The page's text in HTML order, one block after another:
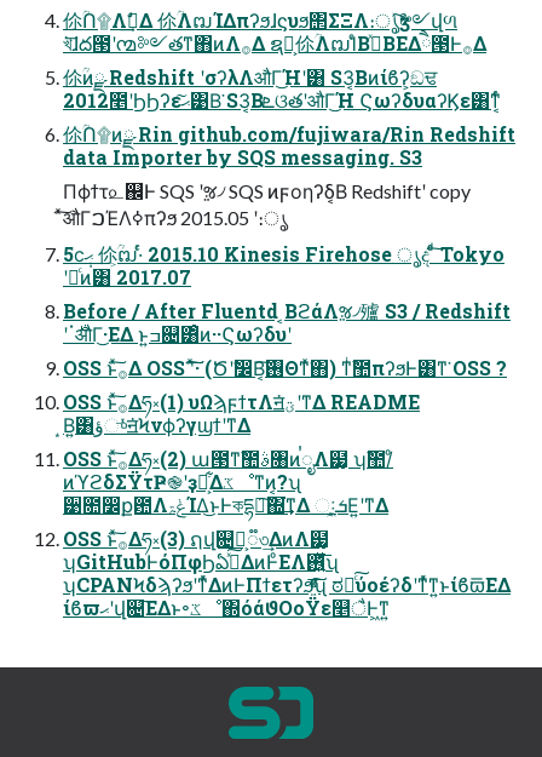
伱ؒՈ۩Λࣗ࡞͢Δ 伱ؒΛຒΊΔπʔϧɺϛυϧ΢ΣΞΛ։ൃͯ͠ӡ༻վળ
খ͘͞ɺద౓ʹ൚༻తͳ΋ͷΛ࡞Δ ຊՈ͕伱ؒΛຒΊͨΒࣺͯΒΕΔཻ౓Ͱ࡞Δ
伱ؒͷྫ Redshift ʹσʔλΛऔΓ͜Ήʹ͸ S3͔Βͷίϐʔ͕ඞਢ
2012೥ʹϦϦʔεޙ͠͹Β͘ S3͔ΒܧଓతʹऔΓ͜Ή ϚωʔδυαʔϏε͸ͳ͔ͬͨ
伱ؒՈ۩ͷྫ Rin github.com/fujiwara/Rin Redshift
data Importer by SQS messaging. S3
Πϕϯτ௨஌Ͱ SQS ʹૹ৴ SQS ͷϝοηʔδ͔Β Redshiftʹ copy
ͯ͠औΓࠐΈΛߦ͏πʔϧ 2015.05 ʹ։ൃ
5ϲ݄ޙ 伱͕ؒຒ·ͬͨ 2015.10 Kinesis Firehose ൃද ͨͩ͠ Tokyo
ʹདྷͨͷ͸ 2017.07
Before / After Fluentd ͔ΒϩάΛૹ৴㱺 S3 / Redshift
ʹॱ࣍औΓ͜·ΕΔ ͱ͍͏ߏ଄͸ͦͷ··Ϛωʔδυʹ
OSS ͱͯ͠࡞Δ OSS ʹͯ͠͠·͏ (Ծʹࣗ෼Β͔͠࢖Θͳͯ͘΋) ͳͥࣾ಺πʔϧͰ͸ͳ͘ OSS ?
OSS ͱͯ͠࡞Δཧ༝(1) υΩϡϝϯτΛॻ͘ؾʹͳΔ README
͙Β͍͸ؤுͬͯॻ͘ϞνϕʔγϣϯʹͳΔ
OSS ͱͯ͠࡞Δཧ༝(2) ա౓ͳࣾ಺ࣄ৘ͷࠞೖΛ๷͙ ʮࣾ಺/ͦ
ͷϓϩδΣΫτҎ֎ʹҙຯ͕͋Δػೳͳͷ͔?ʯ
੹೚෼ք఺ΛݟۃΊΔ͜ͱͰকདྷ֎͠΍͘͢ͳΔ ઃܭ͕͖Ε͍ʹͳΔ
OSS ͱͯ͠࡞Δཧ༝(3) ຐվ଄൛͕૿৩͢ΔͷΛ๷͙
ʮGitHubͰόΠφϦఏڙͯ͠ΔͷͰͦΕΛ࢖͍ͬͯͩ͘͞ʯ
ʮCPANϞδϡʔϧʹͳͬͯΔͷͰΠϯετʔϧ͍ͯͩ͘͠͞ʯ ಠཱͨ͠ύοέʔδʹͳͬͯͳ͍ͱίϐϖ͞ΕΔ
ίϐϖޙʹվ଄͞ΕΔͱ৽ػೳ΍όάϑΟοΫε௥ैͰ͖ͳ͍